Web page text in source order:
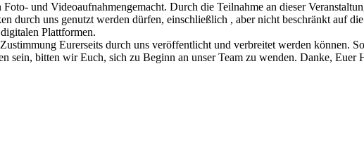
und Videoaufnahmengemacht. Durch die Teilnahme an dieser
durch uns genutzt werden dürfen, einschließlich , aber nicht beschränkt auf
Plattformen.
Eurerseits durch uns veröffentlicht und verbreitet werden können.
sein, bitten wir Euch, sich zu Beginn an unser Team zu wenden. Danke, Euer